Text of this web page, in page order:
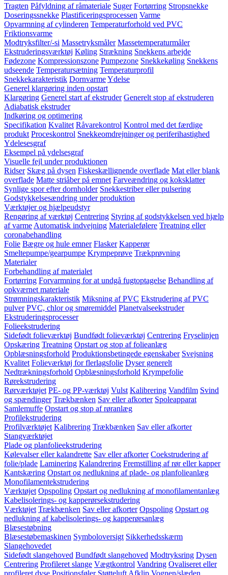
Tragten Påfyldning af råmateriale Suger Fortørring Stropsnekke
Doseringssnekke Plastificeringsprocessen Varme
Opvarmning af cylinderen Temperaturforhold ved PVC
Friktionsvarme
Modtryksfilter/-si Massetryksmåler Massetemperaturmåler
Ekstruderingsværktøj Køling Strækning Snekkens arbejde
Fødezone Kompressionszone Pumpezone Snekkekøling Snekkens
udseende Temperatursætning Temperaturprofil
Snekkekarakteristik DornvarmeYdelse
Generel klargøring inden opstart
Klargøring Generel start af ekstruder Generelt stop af ekstruderen
Adiabatisk ekstruder
Indkøring og optimering
Specifikation Kvalitet Råvarekontrol Kontrol med det færdige
produkt Proceskontrol Snekkeomdrejninger og periferihastighed
Ydelesesgraf
Eksempel på ydelsesgraf
Visuelle fejl under produktionen
Ridser Skæg på dysen Fiskeskællignende overflade Mat eller blank
overflade Matte striåber på emnet Farveændring og koksklatter
Synlige spor efter dornholder Snekkestriber eller pulsering
Godstykkelsesændring under produktion
Værktøjer og hjælpeudstyr
Rengøring af værktøj Centrering Styring af godstykkelsen ved hjælp
af varme Automatisk indvejning Materialefølere Treatning eller
coronabehandling
Folie Bægre og hule emner Flasker Kapperør
Smeltepumpe/gearpumpe Krympeprøve Trækprøvning
Materialer
Forbehandling af materialet
Fortørring Forvarmning for at undgå fugtoptagelse Behandling af
opkværnet materiale
Strømningskarakteristik Miksning af PVC Ekstrudering af PVC
pulver PVC, chlor og smøremiddel Planetvalseekstruder
Ekstruderingsprocesser
Folieekstrudering
Sidefødt folieværktøj Bundfødt folieværktøj Centrering Fryselinjen
Opskæring Treatning Opstart og stop af folieanlæg
Opblæsningsforhold Produktionsbetingede egenskaber Svejsning
Kvalitet Folieværktøj for flerlagsfolie Dyser generelt
Nedtrækningsforhold Opblæsningsforhold Krympefolie
Rørekstrudering
Rørværktøjet PE- og PP-værktøj Vulst Kalibrering Vandfilm Svind
og spændinger Trækbænken Sav eller afkorter Spoleapparat
Samlemuffe Opstart og stop af røranlæg
Profilekstrudering
Profilværktøjet Kalibrering Trækbænken Sav eller afkorter
Stangværktøjet
Plade og planfolieekstrudering
Kølevalser eller kalandrette Sav eller afkorter Coekstrudering af
folie/plade Laminering Kalandrering Fremstilling af rør eller kapper
Kantskæring Opstart og nedlukning af plade- og planfolieanlæg
Monofilamentekstrudering
Værktøjet Opspoling Opstart og nedlukning af monofilamentanlæg
Kabelisolerings- og kapperørsekstrudering
Værktøjet Trækbænken Sav eller afkorter Opspoling Opstart og
nedlukning af kabelisolerings- og kapperørsanlæg
Blæsestøbning
Blæsestøbemaskinen Symboloversigt Sikkerhedsskærm
Slangehovedet
Sidefødt slangehoved Bundfødt slangehoved Modtryksring Dysen
Centrering Profileret slange Vægtkontrol Vandring Ovaliseret eller
profileret dyse Positionsføler Støtteluft Afklip Vognen/slæden